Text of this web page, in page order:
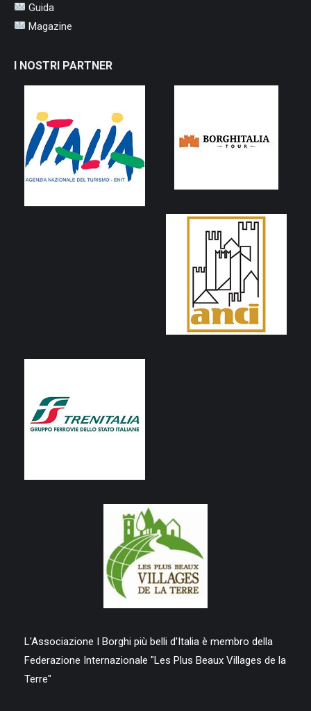
Guida
Magazine
I NOSTRI PARTNER
L'Associazione I Borghi più belli d'Italia è membro della
Federazione Internazionale "Les Plus Beaux Villages de la
Terre"